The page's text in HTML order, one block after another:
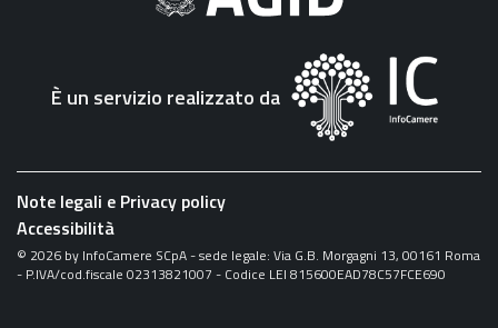
È un servizio realizzato da
Note legali e Privacy policy
Accessibilità
© 2026 by InfoCamere SCpA - sede legale: Via G.B. Morgagni 13, 00161 Roma
- P.IVA/cod.fiscale 02313821007 - Codice LEI 815600EAD78C57FCE690